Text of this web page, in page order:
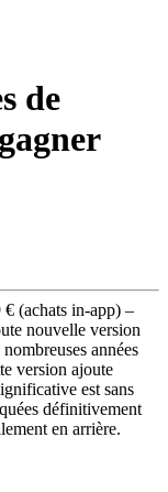
de
(achats in-app) –
nouvelle version
années
version ajoute
est sans
définitivement
en arrière.